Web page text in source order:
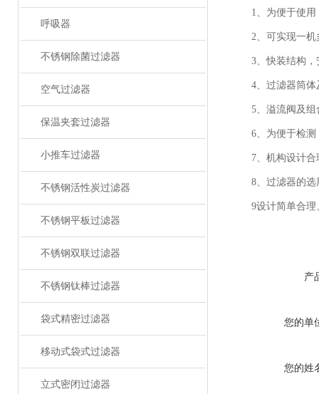
呼吸器
不锈钢除菌过滤器
空气过滤器
保温夹套过滤器
小推车过滤器
不锈钢活性炭过滤器
不锈钢平板过滤器
不锈钢双联过滤器
不锈钢钛棒过滤器
袋式精密过滤器
移动式袋式过滤器
立式密闭过滤器
1、为便于使用，
2、可实现一机
3、快装结构，
4、过滤器筒体及
5、溢流阀及组
6、为便于检测
7、机构设计合理
8、过滤器的选用
9设计简单合理、
产
您的单
您的姓